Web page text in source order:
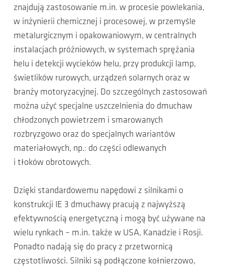
znajdują zastosowanie m.in. w procesie powlekania,
w inżynierii chemicznej i procesowej, w przemyśle
metalurgicznym i opakowaniowym, w centralnych
instalacjach próżniowych, w systemach sprężania
helu i detekcji wycieków helu, przy produkcji lamp,
świetlików rurowych, urządzeń solarnych oraz w
branży motoryzacyjnej. Do szczególnych zastosowań
można użyć specjalne uszczelnienia do dmuchaw
chłodzonych powietrzem i smarowanych
rozbryzgowo oraz do specjalnych wariantów
materiałowych, np.: do części odlewanych
i tłoków obrotowych.
Dzięki standardowemu napędowi z silnikami o
konstrukcji IE 3 dmuchawy pracują z najwyższą
efektywnością energetyczną i mogą być używane na
wielu rynkach – m.in. także w USA, Kanadzie i Rosji.
Ponadto nadają się do pracy z przetwornicą
częstotliwości. Silniki są podłączone kołnierzowo,